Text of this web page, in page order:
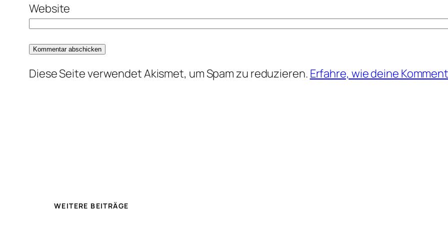
Website
Diese Seite verwendet Akismet, um Spam zu reduzieren. Erfahre, wie deine
WEITERE BEITRÄGE